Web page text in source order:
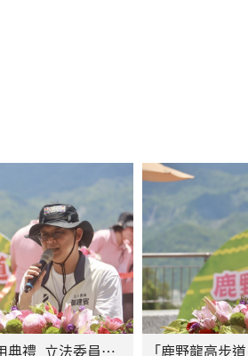
「鹿野龍高步道」啟用典禮_立法委員黃建賓致詞